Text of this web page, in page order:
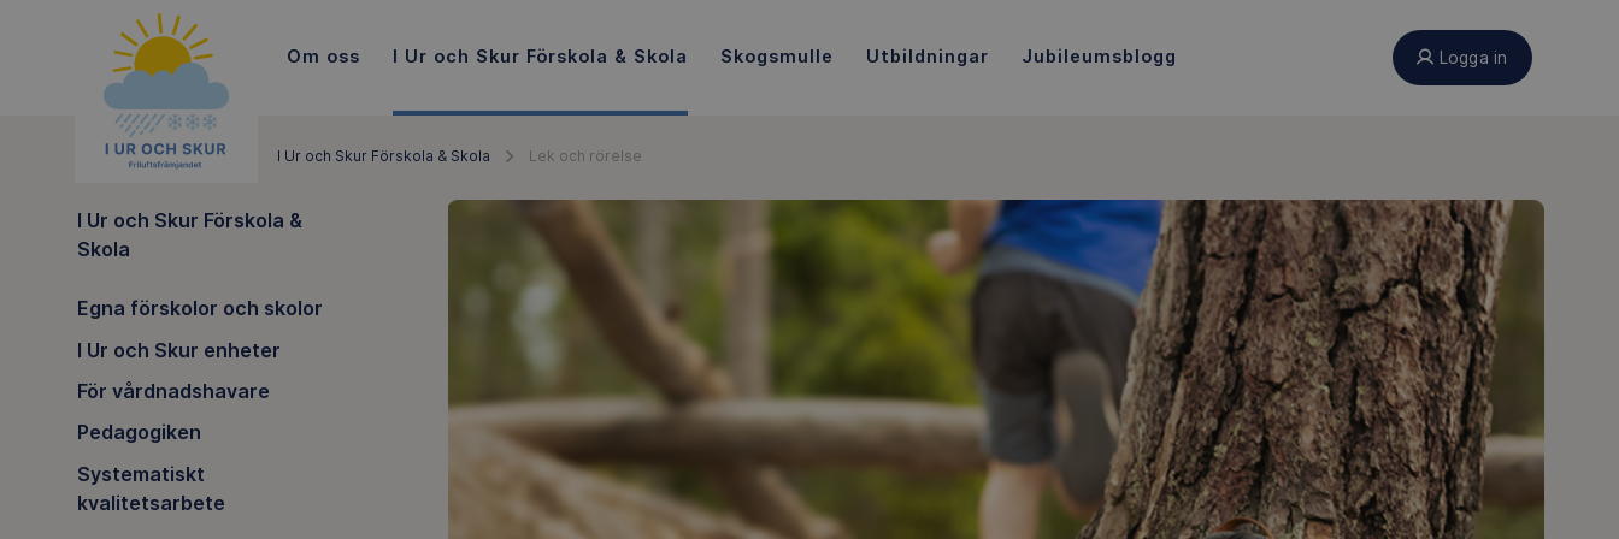
Om oss I Ur och Skur Förskola & Skola Skogsmulle Utbildningar Jubileumsblogg Logga in
I Ur och Skur Förskola & Skola Lek och rörelse
I Ur och Skur Förskola &
Skola
Egna förskolor och skolor
I Ur och Skur enheter
För vårdnadshavare
Pedagogiken
Systematiskt
kvalitetsarbete